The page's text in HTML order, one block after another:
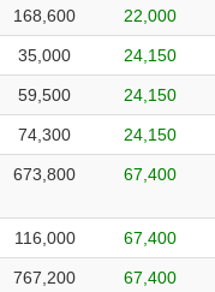
168,600 22,000
35,000 24,150
59,500 24,150
74,300 24,150
673,800 67,400
116,000 67,400
767,200 67,400